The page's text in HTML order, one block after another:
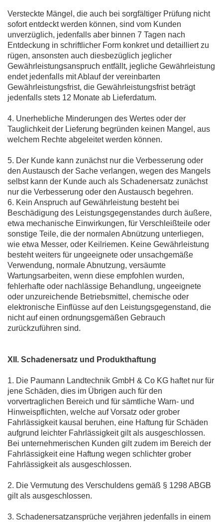
Versteckte Mängel, die auch bei sorgfältiger Prüfung nicht
sofort entdeckt werden können, sind vom Kunden
unverzüglich, jedenfalls aber binnen 7 Tagen nach
Entdeckung in schriftlicher Form konkret und detailliert zu
rügen, ansonsten auch diesbezüglich jeglicher
Gewährleistungsanspruch entfällt, jegliche Gewährleistung
endet jedenfalls mit Ablauf der vereinbarten
Gewährleistungsfrist, die Gewährleistungsfrist beträgt
jedenfalls stets 12 Monate ab Lieferdatum.
4. Unerhebliche Minderungen des Wertes oder der
Tauglichkeit der Lieferung begründen keinen Mangel, aus
welchem Rechte abgeleitet werden können.
5. Der Kunde kann zunächst nur die Verbesserung oder
den Austausch der Sache verlangen, wegen des Mangels
selbst kann der Kunde auch als Schadenersatz zunächst
nur die Verbesserung oder den Austausch begehren.
6. Kein Anspruch auf Gewährleistung besteht bei
Beschädigung des Leistungsgegenstandes durch äußere,
etwa mechanische Einwirkungen, für Verschleißteile oder
sonstige Teile, die der normalen Abnützung unterliegen,
wie etwa Messer, oder Keilriemen. Keine Gewährleistung
besteht weiters für ungeeignete oder unsachgemäße
Verwendung, normale Abnutzung, versäumte
Wartungsarbeiten, wenn diese empfohlen wurden,
fehlerhafte oder nachlässige Behandlung, ungeeignete
oder unzureichende Betriebsmittel, chemische oder
elektronische Einflüsse auf den Leistungsgegenstand, die
nicht auf einen ordnungsgemäßen Gebrauch
zurückzuführen sind.
XII. Schadenersatz und Produkthaftung
1. Die Paumann Landtechnik GmbH & Co KG haftet nur für
jene Schäden, dies im Übrigen auch für den
vorvertraglichen Bereich und für sämtliche Warn- und
Hinweispflichten, welche auf Vorsatz oder grober
Fahrlässigkeit kausal beruhen, eine Haftung für Schäden
aufgrund leichter Fahrlässigkeit gilt als ausgeschlossen.
Bei unternehmerischen Kunden gilt zudem im Bereich der
Fahrlässigkeit eine Haftung wegen schlichter grober
Fahrlässigkeit als ausgeschlossen.
2. Die Vermutung des Verschuldens gemäß § 1298 ABGB
gilt als ausgeschlossen.
3. Schadenersatzansprüche verjähren jedenfalls in einem